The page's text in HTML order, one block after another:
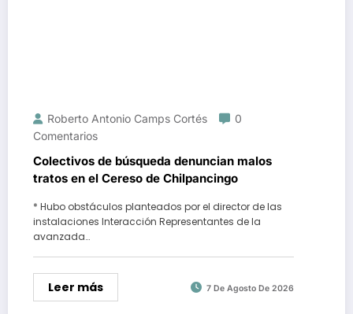
Roberto Antonio Camps Cortés
0
Comentarios
Colectivos de búsqueda denuncian malos
tratos en el Cereso de Chilpancingo
* Hubo obstáculos planteados por el director de las
instalaciones Interacción Representantes de la
avanzada…
Leer más 7 De Agosto De 2026